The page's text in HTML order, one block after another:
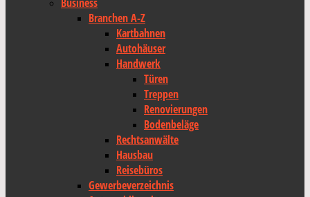
Branchen A-Z
Kartbahnen
Autohäuser
Handwerk
Türen
Treppen
Renovierungen
Bodenbeläge
Rechtsanwälte
Hausbau
Reisebüros
Gewerbeverzeichnis